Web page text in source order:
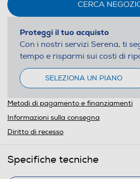
CERCA
Proteggi il tuo acquisto
Con i nostri servizi Serena, ti
tempo e risparmi sui costi di
SELEZIONA UN PIANO
Metodi di pagamento e finanziamenti
Informazioni sulla consegna
Diritto di recesso
Specifiche tecniche